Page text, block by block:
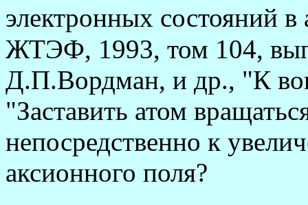
электронных состояний
ЖТЭФ, 1993, том 104,
Д.П.Вордман, и др., "К
"Заставить атом
непосредственно к
аксионного поля?